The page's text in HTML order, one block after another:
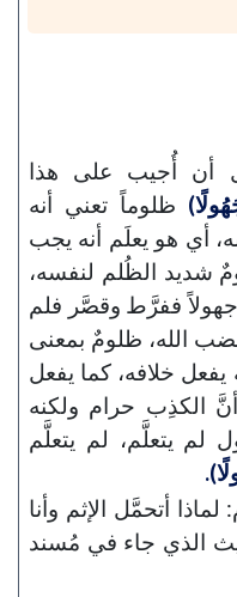
أن أُجيب على هذا
ظلوماً تعني أنه
أي هو يعلَم أنه يجب
شديد الظُلم لنفسه،
جهولاً ففرَّط وقصَّر فلم
الله، ظلومٌ بمعنى
خلافه، كما يفعل
الكذِب حرام ولكنه
لم يتعلَّم، لم يتعلَّم
لماذا أتحمَّل الإثم وأنا
الذي جاء في مُسند